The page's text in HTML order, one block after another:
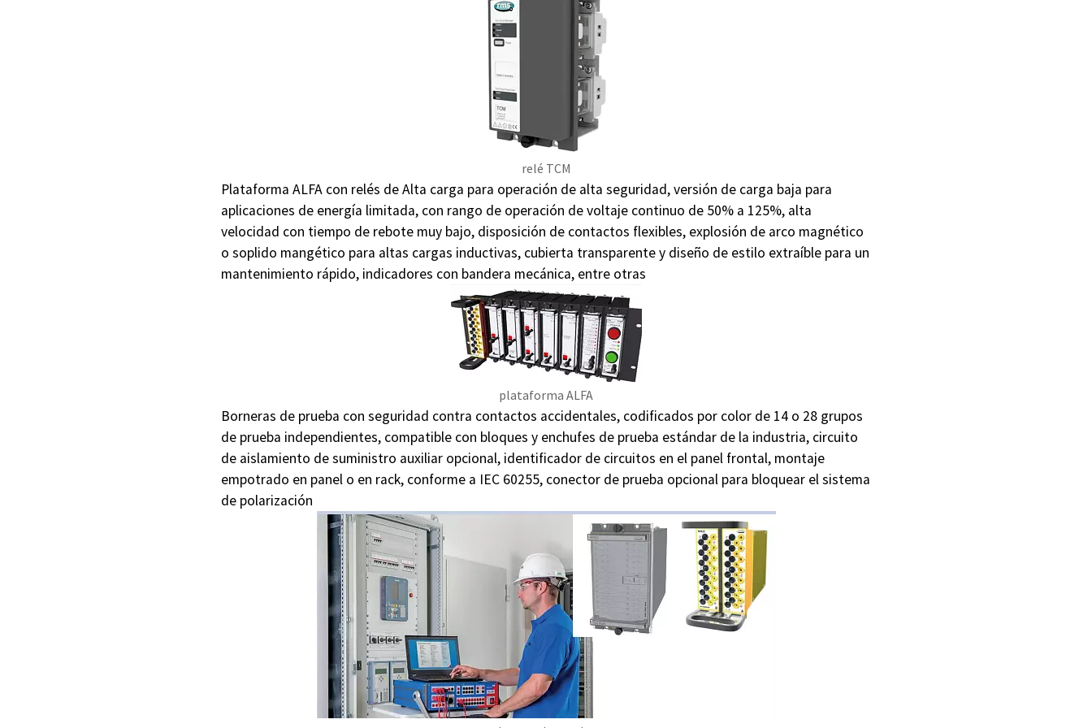
relé TCM
Plataforma ALFA con relés de Alta carga para operación de alta seguridad, versión de carga baja para
aplicaciones de energía limitada, con rango de operación de voltaje continuo de 50% a 125%, alta
velocidad con tiempo de rebote muy bajo, disposición de contactos flexibles, explosión de arco magnético
o soplido mangético para altas cargas inductivas, cubierta transparente y diseño de estilo extraíble para un
mantenimiento rápido, indicadores con bandera mecánica, entre otras
plataforma ALFA
Borneras de prueba con seguridad contra contactos accidentales, codificados por color de 14 o 28 grupos
de prueba independientes, compatible con bloques y enchufes de prueba estándar de la industria, circuito
de aislamiento de suministro auxiliar opcional, identificador de circuitos en el panel frontal, montaje
empotrado en panel o en rack, conforme a IEC 60255, conector de prueba opcional para bloquear el sistema
de polarización